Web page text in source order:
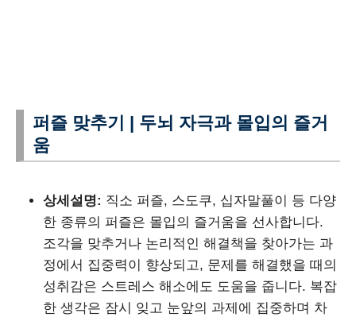
퍼즐 맞추기 | 두뇌 자극과 몰입의 즐거
움
상세설명: 직소 퍼즐, 스도쿠, 십자말풀이 등 다양
한 종류의 퍼즐은 몰입의 즐거움을 선사합니다.
조각을 맞추거나 논리적인 해결책을 찾아가는 과
정에서 집중력이 향상되고, 문제를 해결했을 때의
성취감은 스트레스 해소에도 도움을 줍니다. 복잡
한 생각은 잠시 잊고 눈앞의 과제에 집중하며 차